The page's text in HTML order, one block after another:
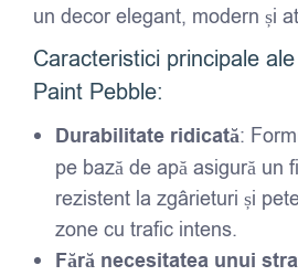
un decor elegant, modern și
Caracteristici principale
Paint Pebble:
Durabilitate ridicată:
pe bază de apă asigură un
rezistent la zgârieturi și
zone cu trafic intens.
Fără necesitatea unui